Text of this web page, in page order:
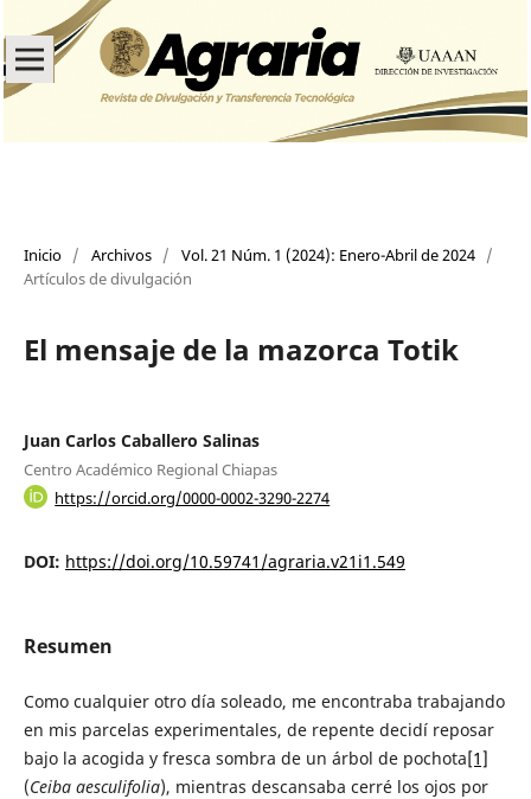
Inicio / Archivos / Vol. 21 Núm. 1 (2024): Enero-Abril de 2024 /
Artículos de divulgación
El mensaje de la mazorca Totik
Juan Carlos Caballero Salinas
Centro Académico Regional Chiapas
https://orcid.org/0000-0002-3290-2274
DOI: https://doi.org/10.59741/agraria.v21i1.549
Resumen
Como cualquier otro día soleado, me encontraba trabajando
en mis parcelas experimentales, de repente decidí reposar
bajo la acogida y fresca sombra de un árbol de pochota[1]
(Ceiba aesculifolia), mientras descansaba cerré los ojos por